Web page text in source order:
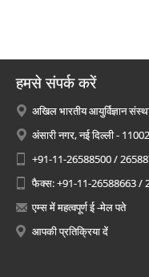
हमसे संपर्क करें
अखिल भारतीय आयुर्विज्ञान
अंसारी नगर, नई दिल्ली -
+91-11-26588500 /
फैक्स: +91-11-26588663 /
एम्स में महत्वपूर्ण ई -मेल पते
आपकी प्रतिक्रिया दें